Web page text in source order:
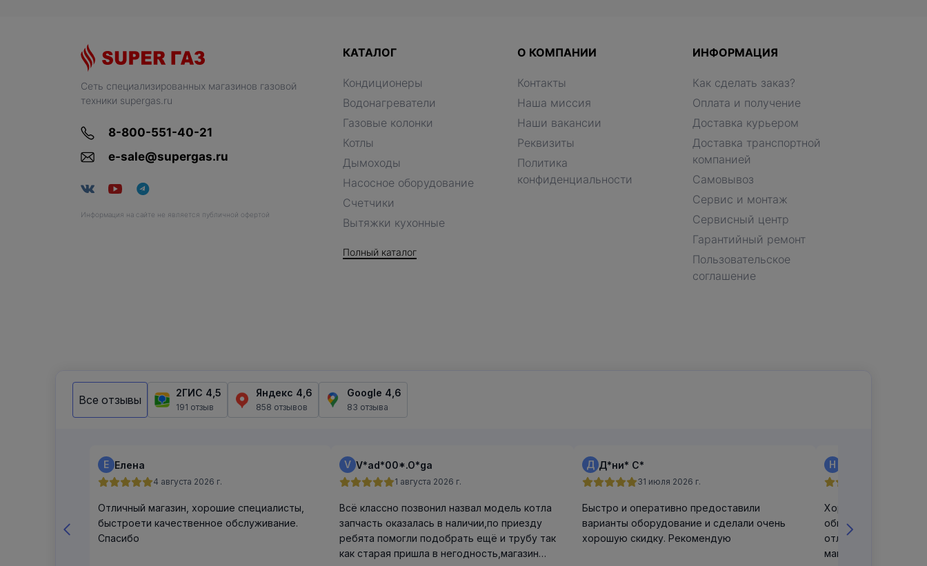
Сеть специализированных магазинов газовой
техники supergas.ru
8-800-551-40-21
e-sale@supergas.ru
Информация на сайте не является публичной офертой
КАТАЛОГ
Кондиционеры
Водонагреватели
Газовые колонки
Котлы
Дымоходы
Насосное оборудование
Счетчики
Вытяжки кухонные
Полный каталог
О КОМПАНИИ
Контакты
Наша миссия
Наши вакансии
Реквизиты
Политика
конфиденциальности
ИНФОРМАЦИЯ
Как сделать заказ?
Оплата и получение
Доставка курьером
Доставка транспортной
компанией
Самовывоз
Сервис и монтаж
Сервисный центр
Гарантийный ремонт
Пользовательское
соглашение